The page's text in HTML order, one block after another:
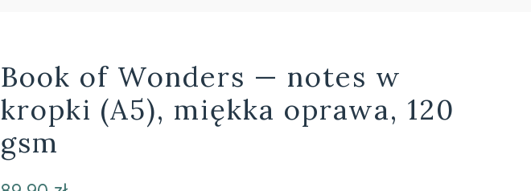
Book of Wonders — notes w
kropki (A5), miękka oprawa, 120
gsm